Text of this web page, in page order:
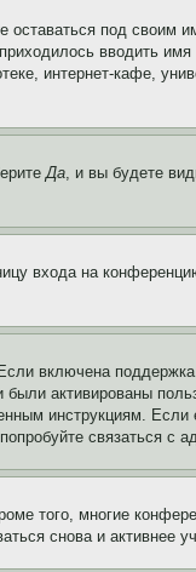
оставаться под своим
вводить
интернет-кафе,
Да, и вы будете
входа на
включена
активированы
инструкциям.
связаться с
того, многие
снова и активнее